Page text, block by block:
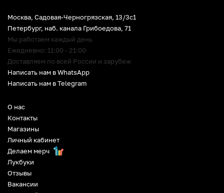
О нас
Контакты
Магазины
Личный кабинет
Делаем мерч
Лукбуки
Отзывы
Вакансии
Москва, Садовая-Черногрязская, 13/3c1
Петербург, наб. канала Грибоедова, 71
Мы работаем каждый день
Ежедневно: 11:00 - 21:00
Доставляем по всей России и зарубеж
Написать нам в WhatsApp
Написать нам в Telegram